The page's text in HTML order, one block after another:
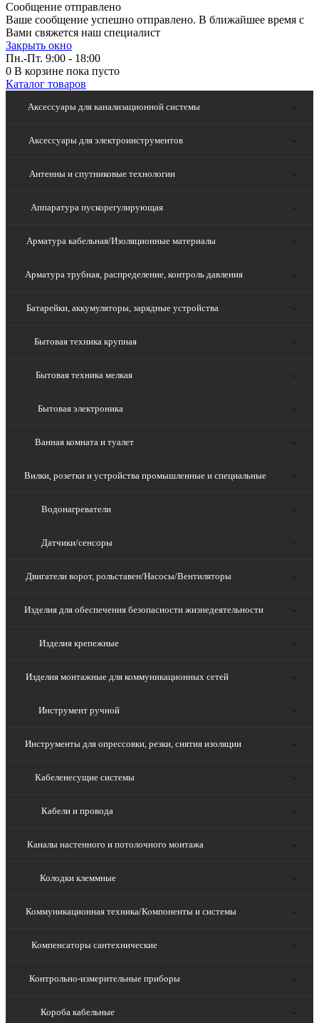
Сообщение отправлено
Ваше сообщение успешно отправлено. В ближайшее время с
Вами свяжется наш специалист
Закрыть окно
Пн.-Пт. 9:00 - 18:00
0 В корзине пока пусто
Каталог товаров
Аксессуары для канализационной системы
Аксессуары для электроинструментов
Антенны и спутниковые технологии
Аппаратура пускорегулирующая
Арматура кабельная/Изоляционные материалы
Арматура трубная, распределение, контроль давления
Батарейки, аккумуляторы, зарядные устройства
Бытовая техника крупная
Бытовая техника мелкая
Бытовая электроника
Ванная комната и туалет
Вилки, розетки и устройства промышленные и специальные
Водонагреватели
Датчики/сенсоры
Двигатели ворот, рольставен/Насосы/Вентиляторы
Изделия для обеспечения безопасности жизнедеятельности
Изделия крепежные
Изделия монтажные для коммуникационных сетей
Инструмент ручной
Инструменты для опрессовки, резки, снятия изоляции
Кабеленесущие системы
Кабели и провода
Каналы настенного и потолочного монтажа
Колодки клеммные
Коммуникационная техника/Компоненты и системы
Компенсаторы сантехнические
Контрольно-измерительные приборы
Короба кабельные